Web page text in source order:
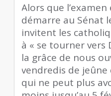
Alors que
démarre au Sénat
invitent les
à « se tourner
la grâce de nous
vendredis de
qui ne peut plus